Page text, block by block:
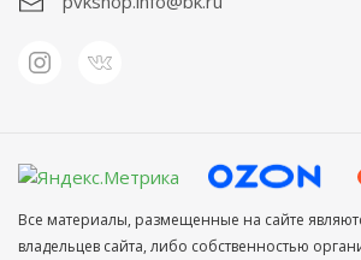
Все материалы, размещенные на сайте
владельцев сайта, либо собственностью